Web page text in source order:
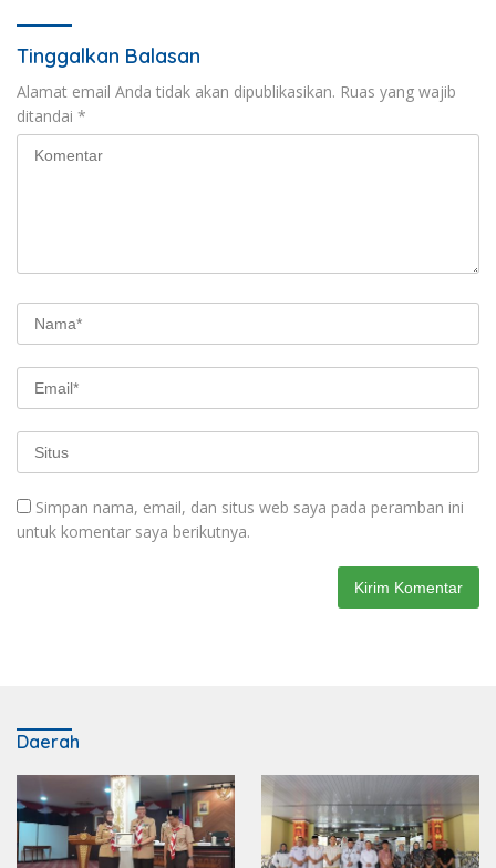
Tinggalkan Balasan
Alamat email Anda tidak akan dipublikasikan. Ruas yang wajib
ditandai *
Simpan nama, email, dan situs web saya pada peramban ini
untuk komentar saya berikutnya.
Daerah